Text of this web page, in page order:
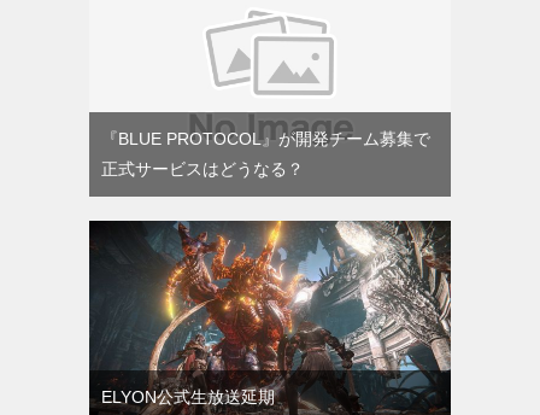
『BLUE PROTOCOL』が開発チーム募集で
正式サービスはどうなる？
ELYON公式生放送延期